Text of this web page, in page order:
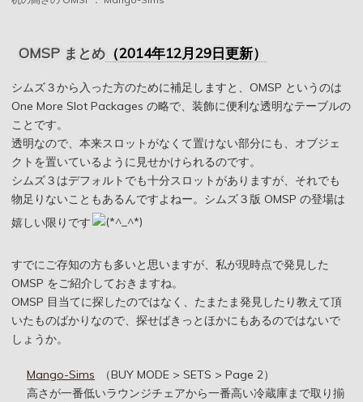
OMSP まとめ（2014年12月29日更新）
シムズ３から入った方のために補足しますと、OMSP というのは
One More Slot Packages の略で、装飾に便利な透明なテーブルの
ことです。
透明なので、本来スロットがなくて置けない部分にも、オブジェ
クトを置いているように見せかけられるのです。
シムズ３はデフォルトでも十分スロットがありますが、それでも
物足りないこともあるんですよねー。シムズ３版 OMSP の登場は
嬉しい限りです
すでにご存知の方も多いと思いますが、私が現時点で発見した
OMSP をご紹介しておきますね。
OMSP 目当てに探したのではなく、たまたま発見したり教えて頂
いたものばかりなので、探せばきっとほかにもあるのではないで
しょうか。
Mango-Sims
（BUY MODE > SETS > Page 2）
高さが一番低いラウンジチェアから一番高い冷蔵庫まで取り揃